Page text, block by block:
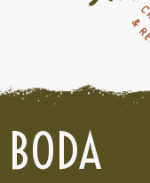
BODA